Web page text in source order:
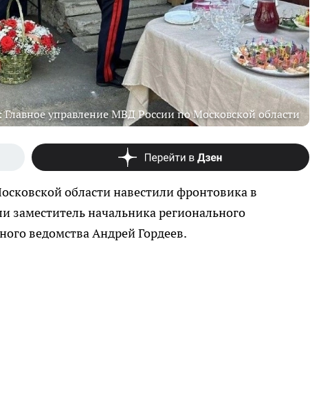
управление МВД России по Московской области
области навестили фронтовика в
заместитель начальника регионального
ведомства Андрей Гордеев.